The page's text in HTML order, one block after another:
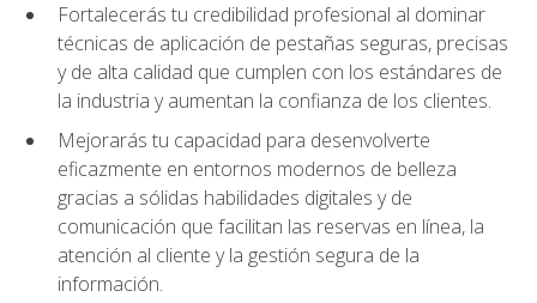
Fortalecerás tu credibilidad profesional al dominar
técnicas de aplicación de pestañas seguras, precisas
y de alta calidad que cumplen con los estándares de
la industria y aumentan la confianza de los clientes.
Mejorarás tu capacidad para desenvolverte
eficazmente en entornos modernos de belleza
gracias a sólidas habilidades digitales y de
comunicación que facilitan las reservas en línea, la
atención al cliente y la gestión segura de la
información.